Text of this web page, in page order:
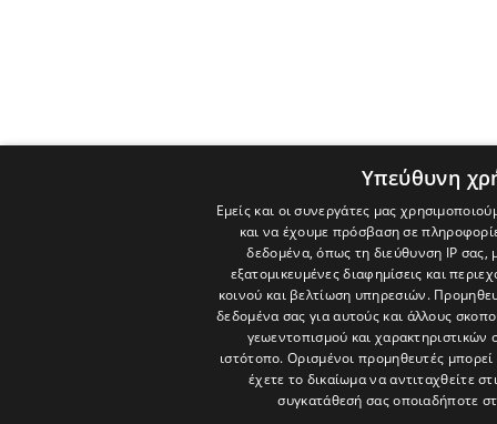
Υπεύθυνη
Εμείς και οι συνεργάτες μας
και να έχουμε πρόσβαση σε
δεδομένα, όπως τη διεύθυνση IP σας,
εξατομικευμένες διαφημίσεις και
κοινού και βελτίωση υπηρεσιών.
δεδομένα σας για αυτούς και άλλους
γεωεντοπισμού και χαρακτηριστικών
ιστότοπο. Ορισμένοι προμηθευτές
έχετε το δικαίωμα να αντιταχθείτε
συγκατάθεσή σας οποιαδήποτε